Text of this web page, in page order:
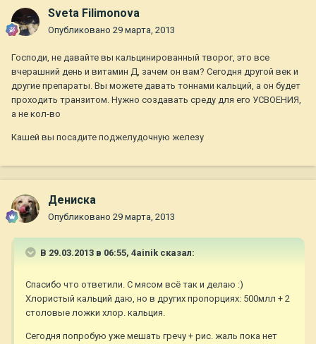
Sveta Filimonova
Опубликовано 29 марта, 2013
Господи, не давайте вы кальцинированный творог, это все
вчерашний день и витамин Д, зачем он вам? Сегодня другой век и
другие препараты. Вы можете давать тоннами кальций, а он будет
проходить транзитом. Нужно создавать среду для его УСВОЕНИЯ,
а не кол-во
Кашей вы посадите поджелудочную железу
Дениска
Опубликовано 29 марта, 2013
В 29.03.2013 в 06:55, 4ainik сказал:
Спасибо что ответили. С мясом всё так и делаю :)
Хлористый кальций даю, но в других пропорциях: 500млл + 2
столовые ложки хлор. кальция.
Сегодня попробую уже мешать гречу + рис. жаль пока нет